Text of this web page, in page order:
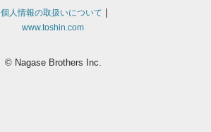
個人情報の取扱いについて
www.toshin.com
© Nagase Brothers Inc.